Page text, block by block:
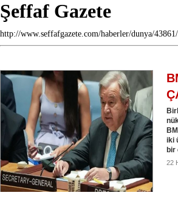
Şeffaf Gazete
http://www.seffafgazete.com/haberler/dunya/
iki
bir
22